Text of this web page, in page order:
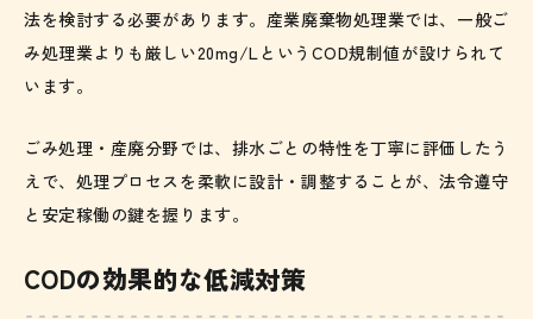
法を検討する必要があります。産業廃棄物処理業では、一般ご
み処理業よりも厳しい20mg/LというCOD規制値が設けられて
います。
ごみ処理・産廃分野では、排水ごとの特性を丁寧に評価したう
えで、処理プロセスを柔軟に設計・調整することが、法令遵守
と安定稼働の鍵を握ります。
CODの効果的な低減対策